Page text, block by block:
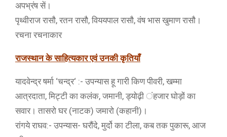
अपभ्रंष सें।
पृथ्वीराज रासौ, रतन रासौ, विययपाल रासौ, वंष भास खुमाण रासौ।
रचना रचनाकार
राजस्थान के साहित्यकार एवं उनकी कृतियाँ
यादवेन्द्र षर्मा ‘चन्द्र‘ :- उपन्यास हू गारी किण पीवरी, खम्मा
आत्रदाता, मिट्टी का कलंक, जमानी, ड्योढ़ी ंहजार घोड़ों का
सवार। तासरो घर (नाटक) जमारो (कहानी)।
रांगये राघव:- उपन्यास- घरौंदे, मुर्दो का टीला, कब तक पुकारू, आज